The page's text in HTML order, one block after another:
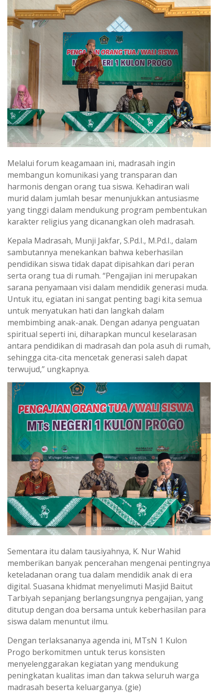
Melalui forum keagamaan ini, madrasah ingin
membangun komunikasi yang transparan dan
harmonis dengan orang tua siswa. Kehadiran wali
murid dalam jumlah besar menunjukkan antusiasme
yang tinggi dalam mendukung program pembentukan
karakter religius yang dicanangkan oleh madrasah.
​Kepala Madrasah, Munji Jakfar, S.Pd.I., M.Pd.I., dalam
sambutannya menekankan bahwa keberhasilan
pendidikan siswa tidak dapat dipisahkan dari peran
serta orang tua di rumah. “Pengajian ini merupakan
sarana penyamaan visi dalam mendidik generasi muda.
Untuk itu, egiatan ini sangat penting bagi kita semua
untuk menyatukan hati dan langkah dalam
membimbing anak-anak. Dengan adanya penguatan
spiritual seperti ini, diharapkan muncul keselarasan
antara pendidikan di madrasah dan pola asuh di rumah,
sehingga cita-cita mencetak generasi saleh dapat
terwujud,” ungkapnya.
​Sementara itu dalam tausiyahnya, K. Nur Wahid
memberikan banyak pencerahan mengenai pentingnya
keteladanan orang tua dalam mendidik anak di era
digital. Suasana khidmat menyelimuti Masjid Baitut
Tarbiyah sepanjang berlangsungnya pengajian, yang
ditutup dengan doa bersama untuk keberhasilan para
siswa dalam menuntut ilmu.
Dengan terlaksananya agenda ini, MTsN 1 Kulon
Progo berkomitmen untuk terus konsisten
menyelenggarakan kegiatan yang mendukung
peningkatan kualitas iman dan takwa seluruh warga
madrasah beserta keluarganya. (gie)